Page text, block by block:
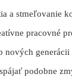
a stmeľovanie
pracovné
nových generácii
podobne